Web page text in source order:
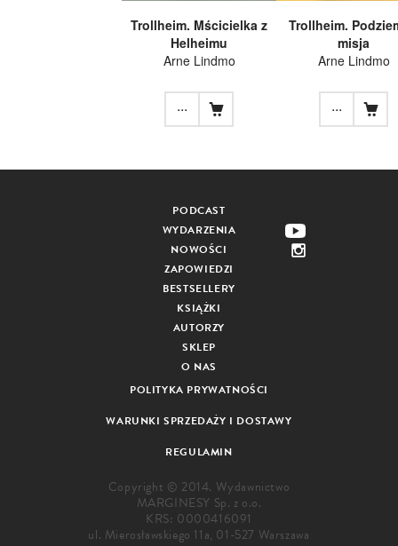
Trollheim. Mścicielka z
Helheimu
Arne Lindmo
...
Trollheim.
misja
Arne Lindmo
...
PODCAST
WYDARZENIA
NOWOŚCI
ZAPOWIEDZI
BESTSELLERY
KSIĄŻKI
AUTORZY
SKLEP
O NAS
POLITYKA PRYWATNOŚCI
WARUNKI SPRZEDAŻY I DOSTAWY
REGULAMIN
Copyright © 2014. Wydawnictwo
MARGINESY Sp. z o.o.
KRS: 0000416091
ul. Mierosławskiego 11a, 01-527 Warszawa